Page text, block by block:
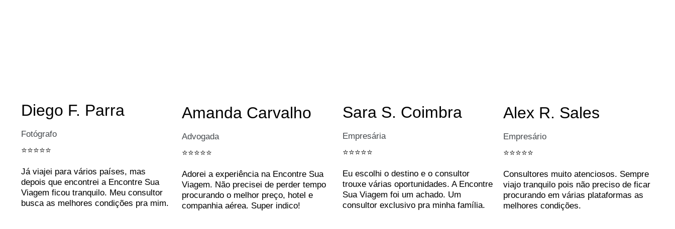
Diego F. Parra
Fotógrafo
⭐️⭐️⭐️⭐️⭐️
Já viajei para vários países, mas
depois que encontrei a Encontre Sua
Viagem ficou tranquilo. Meu consultor
busca as melhores condições pra mim.
Amanda Carvalho
Advogada
⭐️⭐️⭐️⭐️⭐️
Adorei a experiência na Encontre Sua
Viagem. Não precisei de perder tempo
procurando o melhor preço, hotel e
companhia aérea. Super indico!
Sara S. Coimbra
Empresária
⭐️⭐️⭐️⭐️⭐️
Eu escolhi o destino e o consultor
trouxe várias oportunidades. A Encontre
Sua Viagem foi um achado. Um
consultor exclusivo pra minha família.
Alex R. Sales
Empresário
⭐️⭐️⭐️⭐️⭐️
Consultores muito atenciosos. Sempre
viajo tranquilo pois não preciso de ficar
procurando em várias plataformas as
melhores condições.